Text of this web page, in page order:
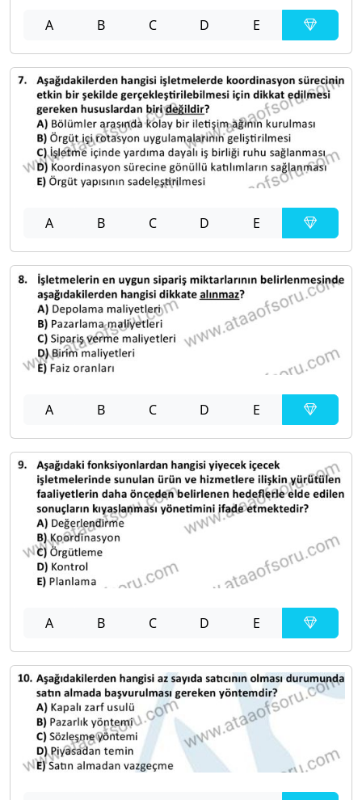
A B C D E
A B C D E
A B C D E
A B C D E